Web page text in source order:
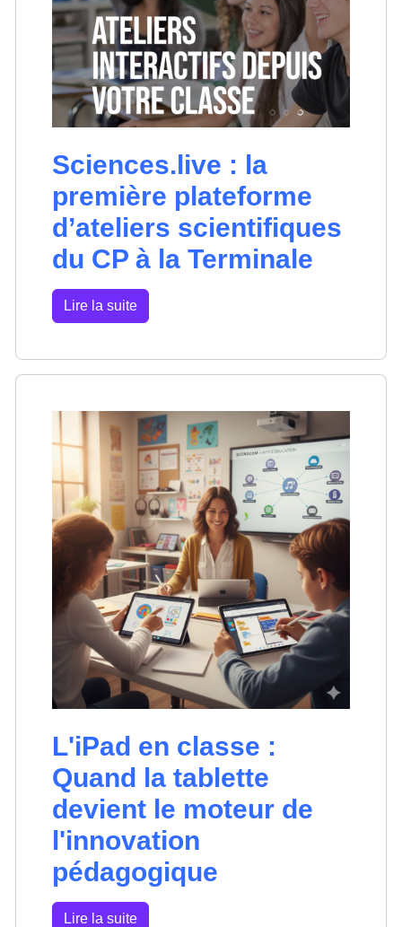
Sciences.live : la
première plateforme
d’ateliers scientifiques
du CP à la Terminale
Lire la suite
L'iPad en classe :
Quand la tablette
devient le moteur de
l'innovation
pédagogique
Lire la suite